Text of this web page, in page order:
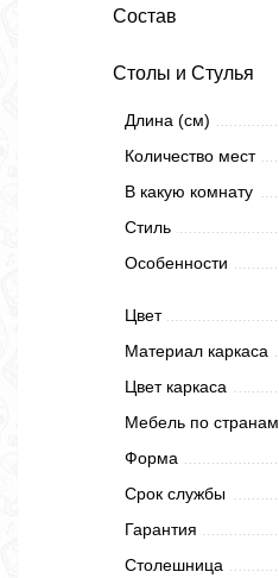
Состав
Столы и Стулья
Длина (см)
Количество мест
В какую комнату
Стиль
Особенности
Цвет
Материал каркаса
Цвет каркаса
Мебель по странам
Форма
Срок службы
Гарантия
Столешница